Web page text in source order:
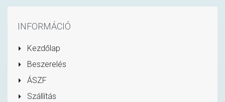
INFORMÁCIÓ
Kezdőlap
Beszerelés
ÁSZF
Szállítás